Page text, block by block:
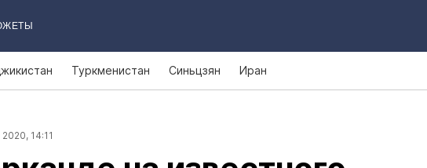
Туркменистан Синьцзян Иран
14:11